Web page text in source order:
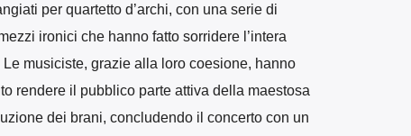
per quartetto d’archi, con una serie di
ironici che hanno fatto sorridere l’intera
Le musiciste, grazie alla loro coesione, hanno
rendere il pubblico parte attiva della maestosa
dei brani, concludendo il concerto con un